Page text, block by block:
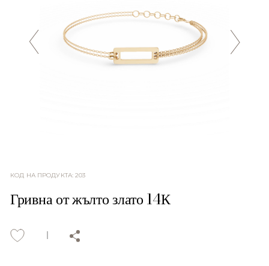
КОД НА ПРОДУКТА:203
Гривна от жълто злато 14К